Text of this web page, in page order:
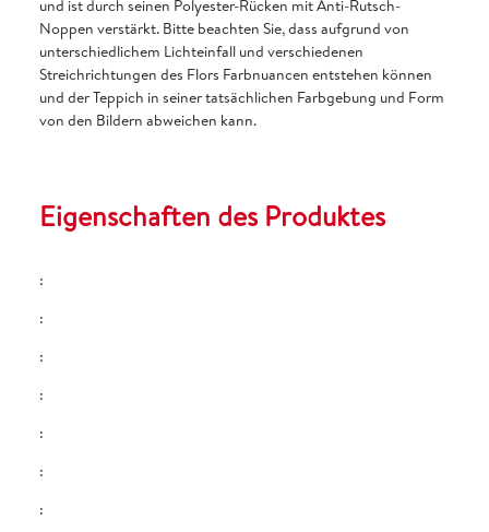
und ist durch seinen Polyester-Rücken mit Anti-Rutsch-
Noppen verstärkt. Bitte beachten Sie, dass aufgrund von
unterschiedlichem Lichteinfall und verschiedenen
Streichrichtungen des Flors Farbnuancen entstehen können
und der Teppich in seiner tatsächlichen Farbgebung und Form
von den Bildern abweichen kann.
Eigenschaften des Produktes
:
:
:
:
:
:
: